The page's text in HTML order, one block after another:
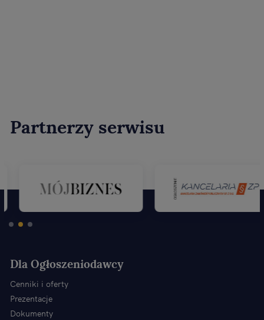
Partnerzy serwisu
Dla Ogłoszeniodawcy
Cenniki i oferty
Prezentacje
Dokumenty